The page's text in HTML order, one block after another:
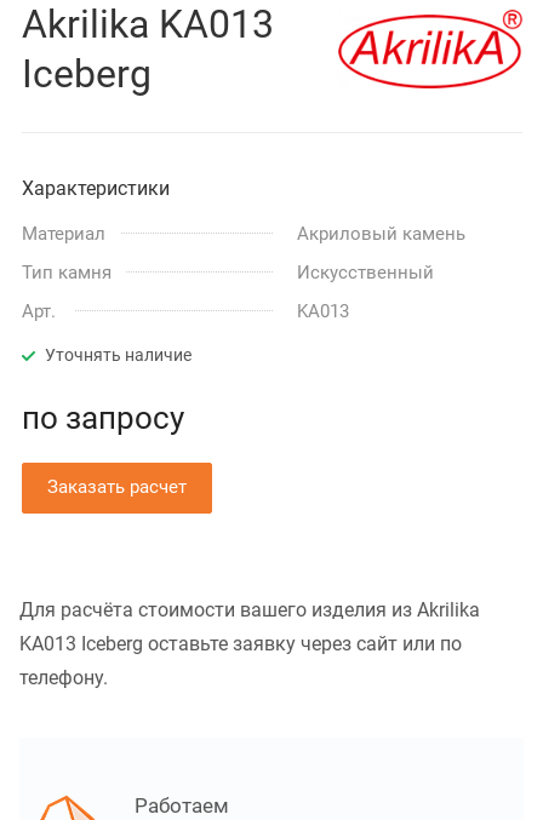
Akrilika KA013
Iceberg
Характеристики
Материал
Акриловый камень
Тип камня
Искусственный
Арт.
KA013
Уточнять наличие
по запросу
Заказать расчет
Для расчёта стоимости вашего изделия из Akrilika
KA013 Iceberg оставьте заявку через сайт или по
телефону.
Работаем